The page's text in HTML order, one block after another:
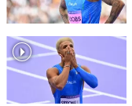
Antonella Palmisano
Massimo Stano
Francesco Fortunato
Riccardo Orsoni